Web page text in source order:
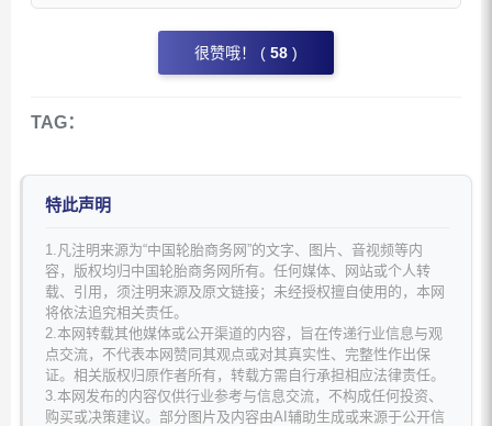
很赞哦！ ( 58 )
TAG：
特此声明
1.凡注明来源为“中国轮胎商务网”的文字、图片、音视频等内
容，版权均归中国轮胎商务网所有。任何媒体、网站或个人转
载、引用，须注明来源及原文链接；未经授权擅自使用的，本网
将依法追究相关责任。
2.本网转载其他媒体或公开渠道的内容，旨在传递行业信息与观
点交流，不代表本网赞同其观点或对其真实性、完整性作出保
证。相关版权归原作者所有，转载方需自行承担相应法律责任。
3.本网发布的内容仅供行业参考与信息交流，不构成任何投资、
购买或决策建议。部分图片及内容由AI辅助生成或来源于公开信